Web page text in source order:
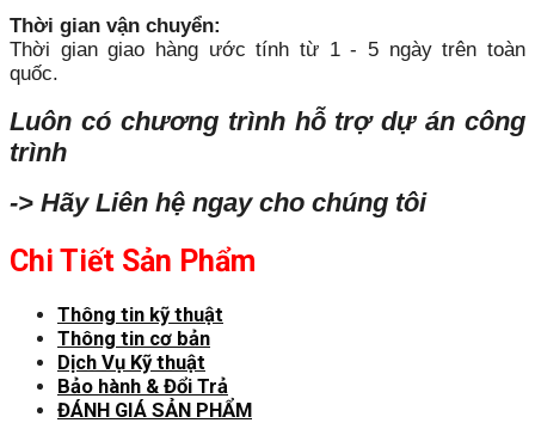
Thời gian vận chuyển:
Thời gian giao hàng ước tính từ 1 - 5 ngày trên toàn
quốc.
Luôn có chương trình hỗ trợ dự án công
trình
-> Hãy Liên hệ ngay cho chúng tôi
Chi Tiết Sản Phẩm
Thông tin kỹ thuật
Thông tin cơ bản
Dịch Vụ Kỹ thuật
Bảo hành & Đổi Trả
ĐÁNH GIÁ SẢN PHẨM